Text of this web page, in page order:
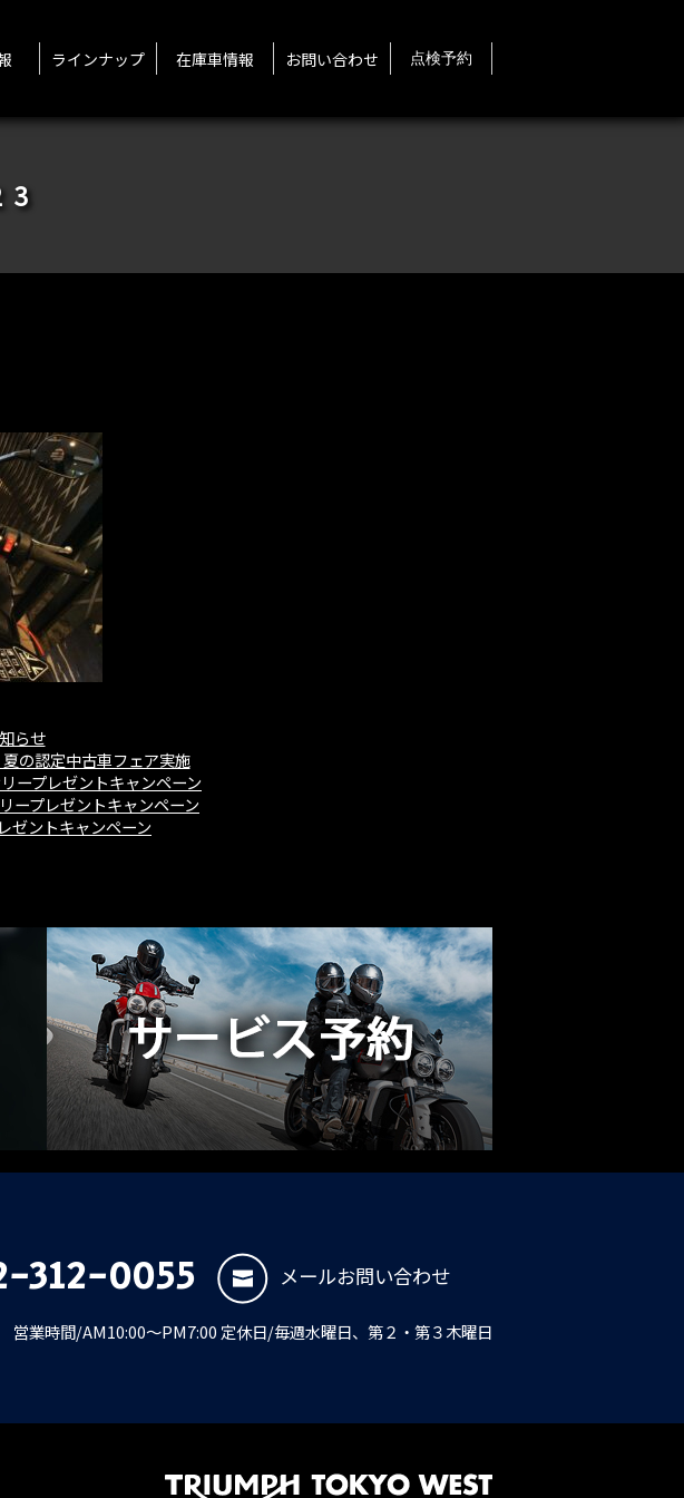
ラインナップ 在庫車情報 お問い合わせ 点検予約
らせ
の認定中古車フェア実施
ープレゼントキャンペーン
ープレゼントキャンペーン
ゼントキャンペーン
312-0055 メールお問い合わせ
営業時間/AM10:00～PM7:00 定休日/毎週水曜日、第２・第３木曜日